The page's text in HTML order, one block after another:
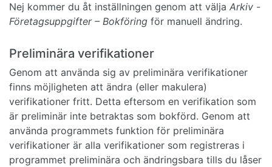
Nej kommer du åt inställningen genom att välja Arkiv -
Företagsuppgifter – Bokföring för manuell ändring.
Preliminära verifikationer
Genom att använda sig av preliminära verifikationer
finns möjligheten att ändra (eller makulera)
verifikationer fritt. Detta eftersom en verifikation som
är preliminär inte betraktas som bokförd. Genom att
använda programmets funktion för preliminära
verifikationer är alla verifikationer som registreras i
programmet preliminära och ändringsbara tills du låser